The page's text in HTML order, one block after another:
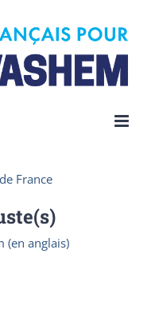
France
(en anglais)